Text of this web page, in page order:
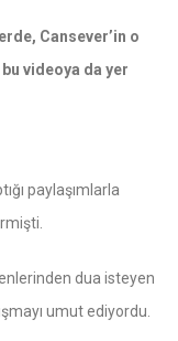
Cansever’in o
videoya da yer
paylaşımlarla
dua isteyen
umut ediyordu.